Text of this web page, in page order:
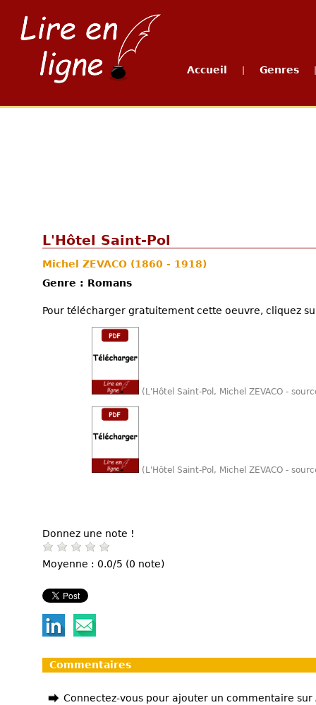
Accueil Genres
L'Hôtel Saint-Pol
Michel ZEVACO (1860 - 1918)
Genre : Romans
Pour télécharger gratuitement cette oeuvre, cliquez
(L'Hôtel Saint-Pol, Michel ZEVACO -
(L'Hôtel Saint-Pol, Michel ZEVACO -
Donnez une note !
Moyenne : 0.0/5 (0 note)
Commentaires
Connectez-vous pour ajouter un commentaire sur